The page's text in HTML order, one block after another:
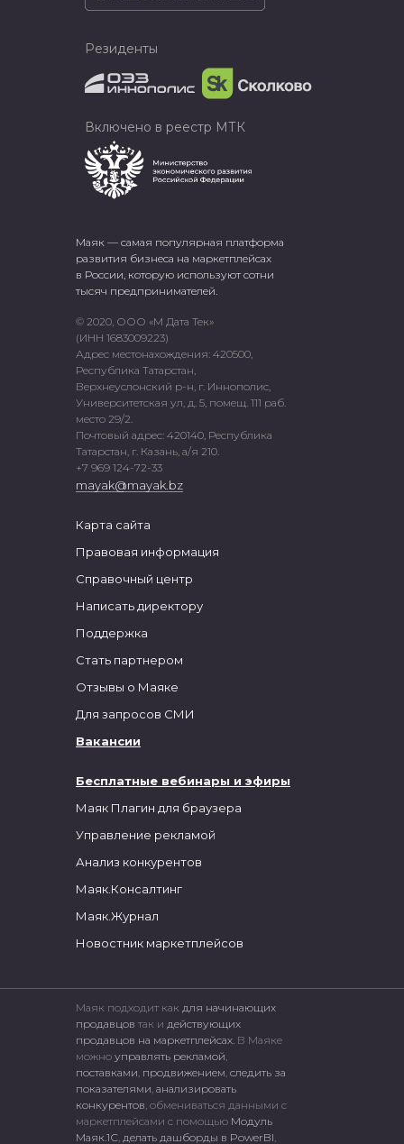
Маяк — самая популярная платформа
развития бизнеса на маркетплейсах
в России, которую используют сотни
тысяч предпринимателей.
© 2020, ООО «М Дата Тек»
(ИНН 1683009223)
Адрес местонахождения: 420500,
Республика Татарстан,
Верхнеуслонский р-н, г. Иннополис,
Университетская ул, д. 5, помещ. 111 раб.
место 29/2.
Почтовый адрес: 420140, Республика
Татарстан, г. Казань, а/я 210.
+7 969 124-72-33
mayak@mayak.bz
Бесплатные вебинары и эфиры
Маяк Плагин для браузера
Управление рекламой
Анализ конкурентов
Маяк.Консалтинг
Маяк.Журнал
Новостник маркетплейсов
Карта сайта
Правовая информация
Справочный центр
Написать директору
Поддержка
Стать партнером
Отзывы о Маяке
Для запросов СМИ
Вакансии
Резиденты
Включено в реестр МТК
Маяк подходит как для начинающих
продавцов так и действующих
продавцов на маркетплейсах. В Маяке
можно управлять рекламой,
поставками, продвижением, следить за
показателями, анализировать
конкурентов, обмениваться данными с
маркетплейсами c помощью Модуль
Маяк.1С, делать дашборды в PowerBI,